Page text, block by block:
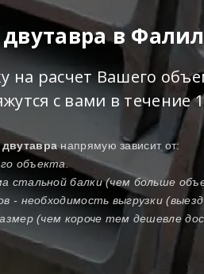
в
на расчет Вашего
с вами в течение
напрямую зависит от:
объекта.
стальной балки (чем больше
- необходимость выгрузки
(чем короче тем дешевле